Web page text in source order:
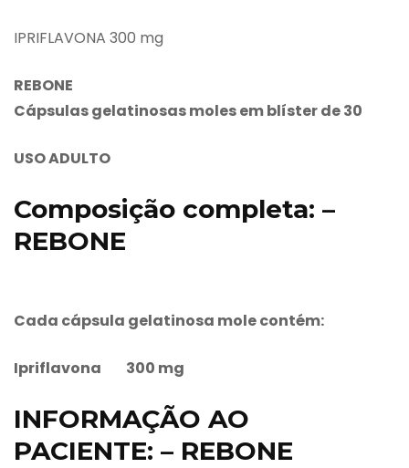
IPRIFLAVONA 300 mg
REBONE
Cápsulas gelatinosas moles em blíster de 30
USO ADULTO
Composição completa: –
REBONE
Cada cápsula gelatinosa mole contém:
Ipriflavona 300 mg
INFORMAÇÃO AO
PACIENTE: – REBONE